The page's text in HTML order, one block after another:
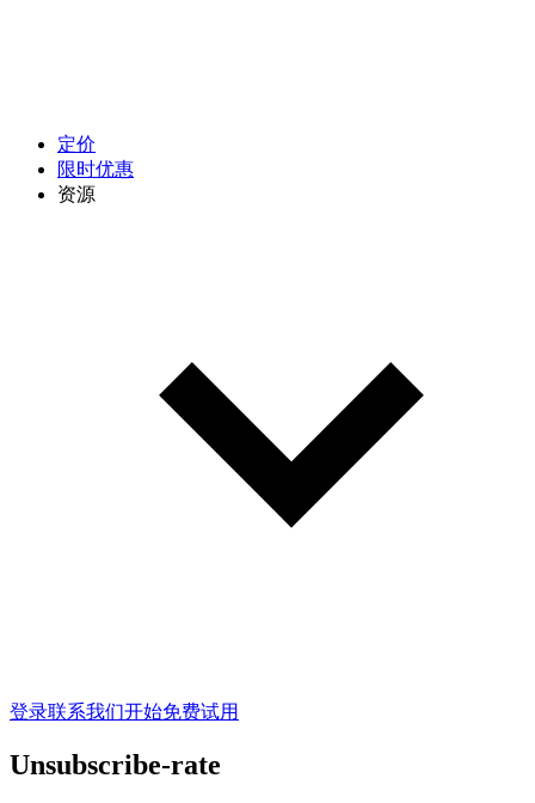
定价
限时优惠
资源
登录联系我们开始免费试用
Unsubscribe-rate